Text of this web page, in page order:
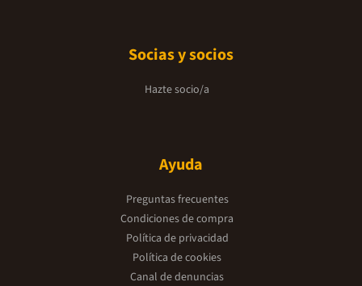
Socias y socios
Hazte socio/a
Ayuda
Preguntas frecuentes
Condiciones de compra
Política de privacidad
Política de cookies
Canal de denuncias